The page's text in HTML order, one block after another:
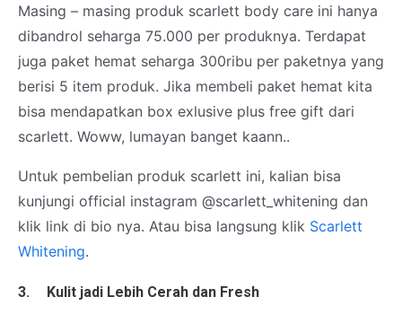
Masing – masing produk scarlett body care ini hanya
dibandrol seharga 75.000 per produknya. Terdapat
juga paket hemat seharga 300ribu per paketnya yang
berisi 5 item produk. Jika membeli paket hemat kita
bisa mendapatkan box exlusive plus free gift dari
scarlett. Woww, lumayan banget kaann..
Untuk pembelian produk scarlett ini, kalian bisa
kunjungi official instagram @scarlett_whitening dan
klik link di bio nya. Atau bisa langsung klik Scarlett
Whitening.
3. Kulit jadi Lebih Cerah dan Fresh